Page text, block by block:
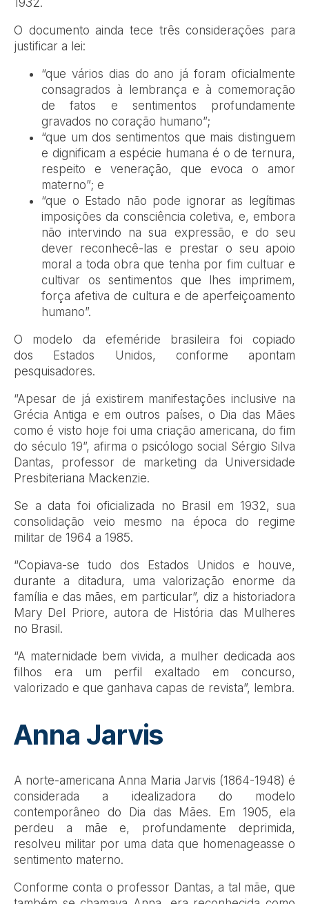
1932.
O documento ainda tece três considerações para
justificar a lei:
“que vários dias do ano já foram oficialmente
consagrados à lembrança e à comemoração
de fatos e sentimentos profundamente
gravados no coração humano”;
“que um dos sentimentos que mais distinguem
e dignificam a espécie humana é o de ternura,
respeito e veneração, que evoca o amor
materno”; e
“que o Estado não pode ignorar as legítimas
imposições da consciência coletiva, e, embora
não intervindo na sua expressão, e do seu
dever reconhecê-las e prestar o seu apoio
moral a toda obra que tenha por fim cultuar e
cultivar os sentimentos que lhes imprimem,
força afetiva de cultura e de aperfeiçoamento
humano”.
O modelo da efeméride brasileira foi copiado
dos Estados Unidos, conforme apontam
pesquisadores.
“Apesar de já existirem manifestações inclusive na
Grécia Antiga e em outros países, o Dia das Mães
como é visto hoje foi uma criação americana, do fim
do século 19”, afirma o psicólogo social Sérgio Silva
Dantas, professor de marketing da Universidade
Presbiteriana Mackenzie.
Se a data foi oficializada no Brasil em 1932, sua
consolidação veio mesmo na época do regime
militar de 1964 a 1985.
“Copiava-se tudo dos Estados Unidos e houve,
durante a ditadura, uma valorização enorme da
família e das mães, em particular”, diz a historiadora
Mary Del Priore, autora de História das Mulheres
no Brasil.
“A maternidade bem vivida, a mulher dedicada aos
filhos era um perfil exaltado em concurso,
valorizado e que ganhava capas de revista”, lembra.
Anna Jarvis
A norte-americana Anna Maria Jarvis (1864-1948) é
considerada a idealizadora do modelo
contemporâneo do Dia das Mães. Em 1905, ela
perdeu a mãe e, profundamente deprimida,
resolveu militar por uma data que homenageasse o
sentimento materno.
Conforme conta o professor Dantas, a tal mãe, que